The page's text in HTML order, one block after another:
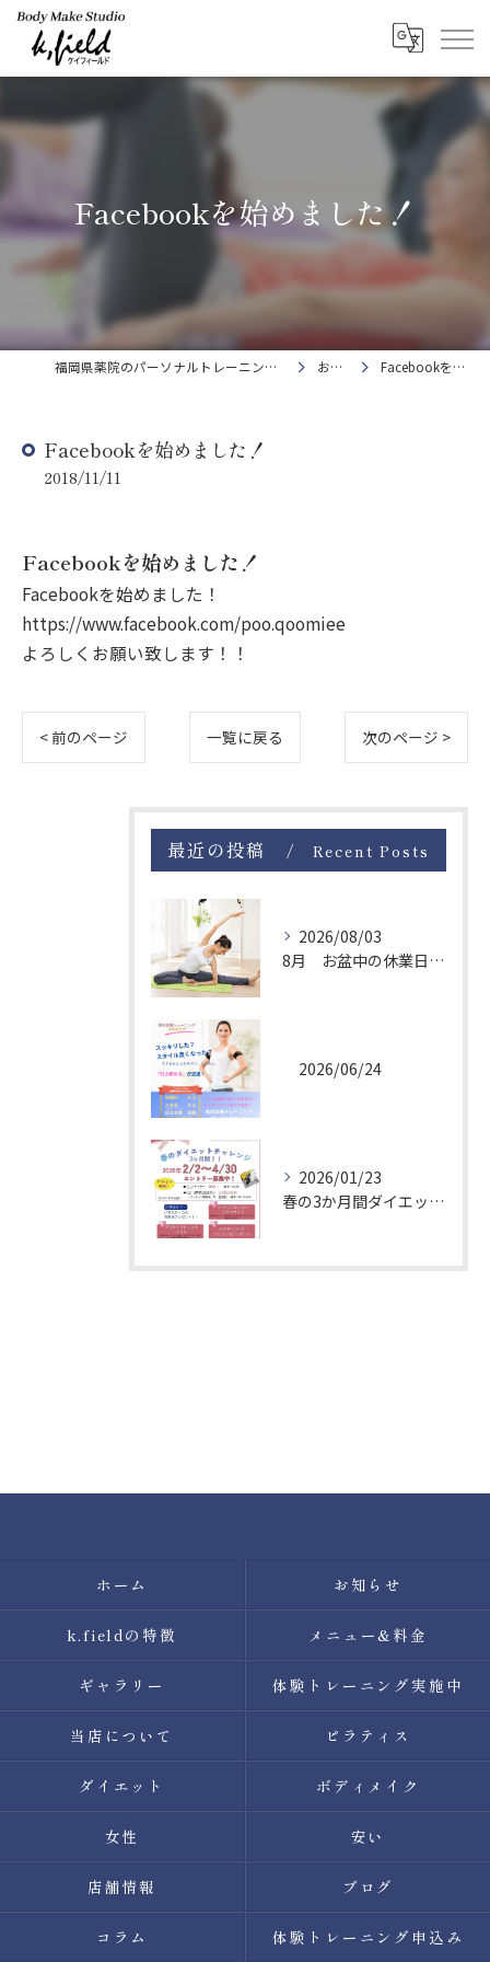
Facebookを始めました！
福岡県薬院のパーソナルトレーニングならBody Make Studio k.field お知らせ Facebookを始めました！
Facebookを始めました！
2018/11/11
Facebookを始めました！
Facebookを始めました！
https://www.facebook.com/poo.qoomiee
よろしくお願い致します！！
< 前のページ 一覧に戻る 次のページ >
最近の投稿 Recent Posts
2026/08/03
8月 お盆中の休業日について
2026/06/24
2026/01/23
春の3か月間ダイエットチャレンジ！エントリー募集中
ホーム お知らせ
k.fieldの特徴 メニュー&料金
ギャラリー 体験トレーニング実施中
当店について ピラティス
ダイエット ボディメイク
女性 安い
店舗情報 ブログ
コラム 体験トレーニング申込み